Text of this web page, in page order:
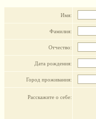
Имя:
Фамилия:
Отчество:
Дата рождения:
Город проживания:
Расскажите о себе: